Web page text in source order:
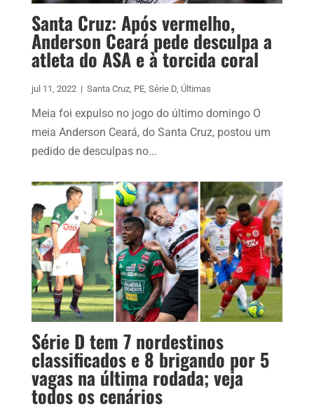
Santa Cruz: Após vermelho,
Anderson Ceará pede desculpa a
atleta do ASA e à torcida coral
jul 11, 2022 | Santa Cruz, PE, Série D, Últimas
Meia foi expulso no jogo do último domingo O
meia Anderson Ceará, do Santa Cruz, postou um
pedido de desculpas no...
Série D tem 7 nordestinos
classificados e 8 brigando por 5
vagas na última rodada; veja
todos os cenários